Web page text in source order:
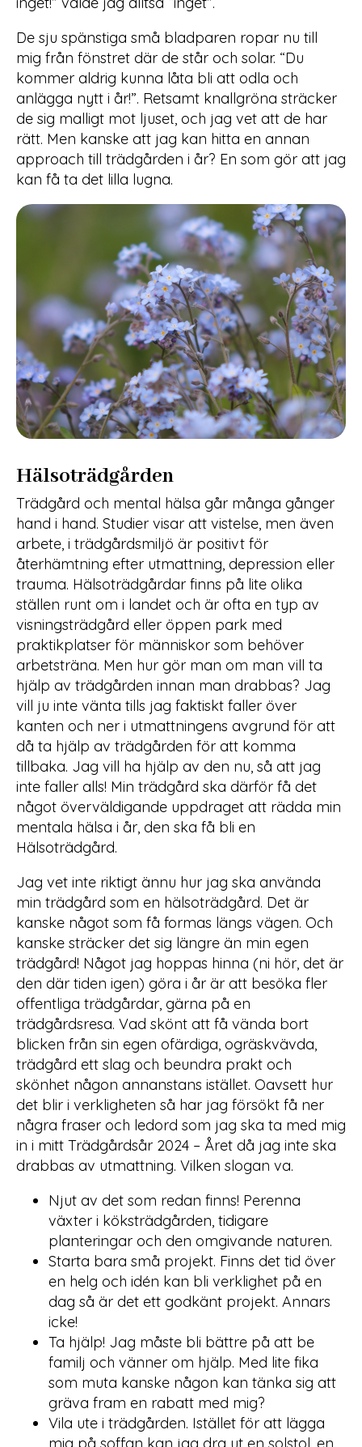
De sju spänstiga små bladparen ropar nu till
mig från fönstret där de står och solar. “Du
kommer aldrig kunna låta bli att odla och
anlägga nytt i år!”. Retsamt knallgröna sträcker
de sig malligt mot ljuset, och jag vet att de har
rätt. Men kanske att jag kan hitta en annan
approach till trädgården i år? En som gör att jag
kan få ta det lilla lugna.
Hälsoträdgården
Trädgård och mental hälsa går många gånger
hand i hand. Studier visar att vistelse, men även
arbete, i trädgårdsmiljö är positivt för
återhämtning efter utmattning, depression eller
trauma. Hälsoträdgårdar finns på lite olika
ställen runt om i landet och är ofta en typ av
visningsträdgård eller öppen park med
praktikplatser för människor som behöver
arbetsträna. Men hur gör man om man vill ta
hjälp av trädgården innan man drabbas? Jag
vill ju inte vänta tills jag faktiskt faller över
kanten och ner i utmattningens avgrund för att
då ta hjälp av trädgården för att komma
tillbaka. Jag vill ha hjälp av den nu, så att jag
inte faller alls! Min trädgård ska därför få det
något överväldigande uppdraget att rädda min
mentala hälsa i år, den ska få bli en
Hälsoträdgård.
Jag vet inte riktigt ännu hur jag ska använda
min trädgård som en hälsoträdgård. Det är
kanske något som få formas längs vägen. Och
kanske sträcker det sig längre än min egen
trädgård! Något jag hoppas hinna (ni hör, det är
den där tiden igen) göra i år är att besöka fler
offentliga trädgårdar, gärna på en
trädgårdsresa. Vad skönt att få vända bort
blicken från sin egen ofärdiga, ogräskvävda,
trädgård ett slag och beundra prakt och
skönhet någon annanstans istället. Oavsett hur
det blir i verkligheten så har jag försökt få ner
några fraser och ledord som jag ska ta med mig
in i mitt Trädgårdsår 2024 – Året då jag inte ska
drabbas av utmattning. Vilken slogan va.
Njut av det som redan finns! Perenna
växter i köksträdgården, tidigare
planteringar och den omgivande naturen.
Starta bara små projekt. Finns det tid över
en helg och idén kan bli verklighet på en
dag så är det ett godkänt projekt. Annars
icke!
Ta hjälp! Jag måste bli bättre på att be
familj och vänner om hjälp. Med lite fika
som muta kanske någon kan tänka sig att
gräva fram en rabatt med mig?
Vila ute i trädgården. Istället för att lägga
mig på soffan kan jag dra ut en solstol, en